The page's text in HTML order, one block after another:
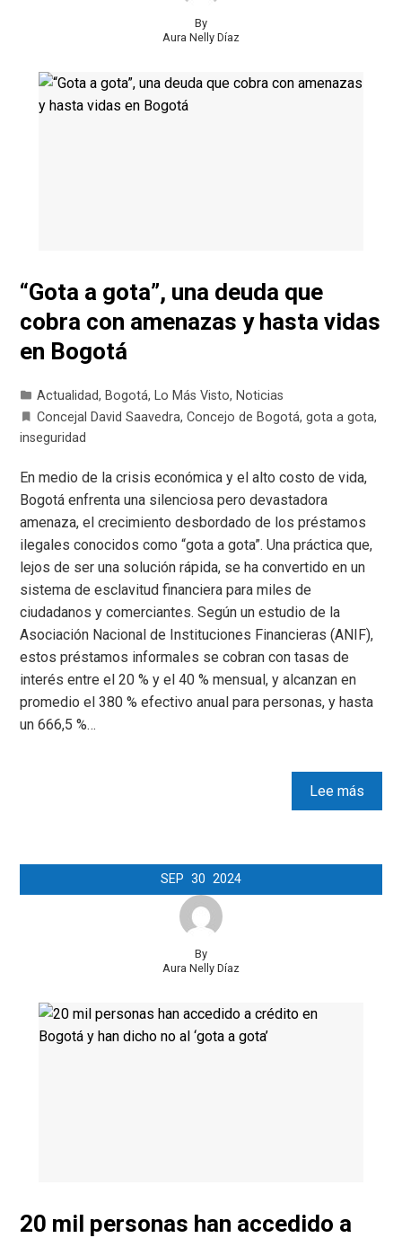
By
Aura Nelly Díaz
“Gota a gota”, una deuda que
cobra con amenazas y hasta vidas
en Bogotá
Actualidad, Bogotá, Lo Más Visto, Noticias
Concejal David Saavedra,Concejo de Bogotá,gota a gota,
inseguridad
En medio de la crisis económica y el alto costo de vida,
Bogotá enfrenta una silenciosa pero devastadora
amenaza, el crecimiento desbordado de los préstamos
ilegales conocidos como “gota a gota”. Una práctica que,
lejos de ser una solución rápida, se ha convertido en un
sistema de esclavitud financiera para miles de
ciudadanos y comerciantes. Según un estudio de la
Asociación Nacional de Instituciones Financieras (ANIF),
estos préstamos informales se cobran con tasas de
interés entre el 20 % y el 40 % mensual, y alcanzan en
promedio el 380 % efectivo anual para personas, y hasta
un 666,5 %…
Lee más
SEP 30 2024
By
Aura Nelly Díaz
20 mil personas han accedido a